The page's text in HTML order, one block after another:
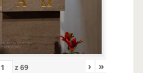
z69 › »